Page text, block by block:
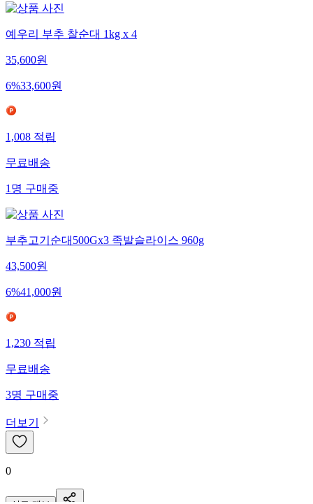
예우리 부추 찰순대 1kg x 4
35,600원
6%33,600원
1,008적립
무료배송
1명구매중
부추고기순대500Gx3 족발슬라이스 960g
43,500원
6%41,000원
1,230적립
무료배송
3명구매중
더보기
0